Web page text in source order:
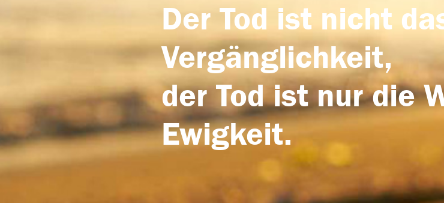
Der Tod ist nicht
Vergänglichkeit,
der Tod ist nur die
Ewigkeit.